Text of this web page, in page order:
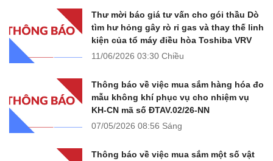
Thư mời báo giá tư vấn cho gói thầu Dò
tìm hư hỏng gây rò rỉ gas và thay thế linh
kiện của tổ máy điều hòa Toshiba VRV
11/06/2026 03:30 Chiều
Thông báo về việc mua sắm hàng hóa đo
mẫu không khí phục vụ cho nhiệm vụ
KH-CN mã số ĐTAV.02/26-NN
07/05/2026 08:56 Sáng
Thông báo về việc mua sắm một số vật